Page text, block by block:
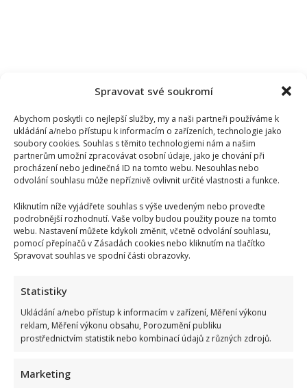
Spravovat své soukromí
Abychom poskytli co nejlepší služby, my a naši partneři používáme k
ukládání a/nebo přístupu k informacím o zařízeních, technologie jako
soubory cookies. Souhlas s těmito technologiemi nám a našim
partnerům umožní zpracovávat osobní údaje, jako je chování při
procházení nebo jedinečná ID na tomto webu. Nesouhlas nebo
odvolání souhlasu může nepříznivě ovlivnit určité vlastnosti a funkce.
Kliknutím níže vyjádřete souhlas s výše uvedeným nebo proveďte
podrobnější rozhodnutí. Vaše volby budou použity pouze na tomto
webu. Nastavení můžete kdykoli změnit, včetně odvolání souhlasu,
pomocí přepínačů v Zásadách cookies nebo kliknutím na tlačítko
Spravovat souhlas ve spodní části obrazovky.
Statistiky
Ukládání a/nebo přístup k informacím v zařízení, Měření výkonu
reklam, Měření výkonu obsahu, Porozumění publiku
prostřednictvím statistik nebo kombinací údajů z různých zdrojů.
Marketing
jde stále o velmi prostorný 4+1